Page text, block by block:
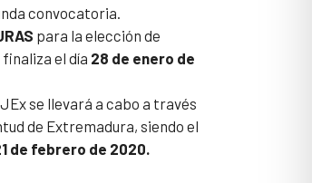
convocatoria.
para la elección de
el día 28 de enero de
se llevará a cabo a través
de Extremadura, siendo el
de febrero de 2020.